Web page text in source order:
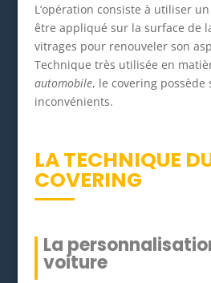
L’opération consiste à utiliser
être appliqué sur la surface de
vitrages pour renouveler son
Technique très utilisée en
automobile, le covering possède
inconvénients.
LA TECHNIQUE
COVERING
La
voiture